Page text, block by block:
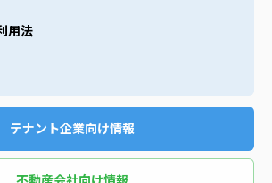
用法
テナント企業向け情報